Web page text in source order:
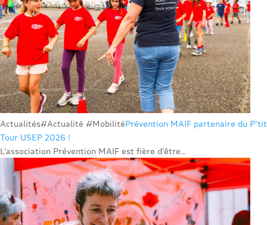
Actualités#Actualité #MobilitéPrévention MAIF partenaire du P’tit
Tour USEP 2026 !
L’association Prévention MAIF est fière d’être...